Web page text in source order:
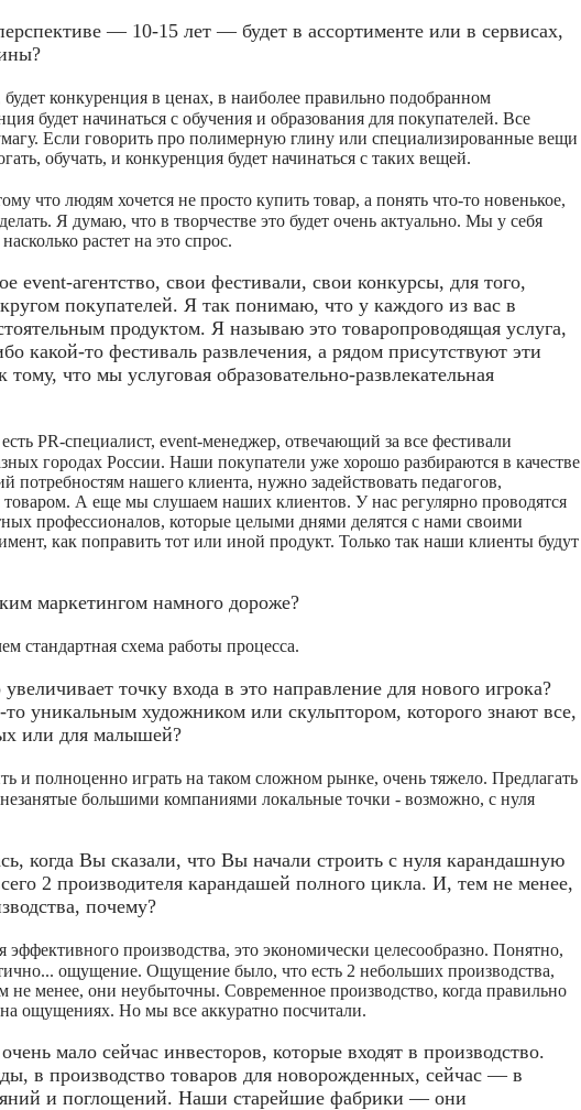
— 10-15 лет — будет в ассортименте или в сервисах,
конкуренция в ценах, в наиболее правильно подобранном
будет начинаться с обучения и образования для покупателей. Все
Если говорить про полимерную глину или специализированные вещи
обучать, и конкуренция будет начинаться с таких вещей.
что людям хочется не просто купить товар, а понять что-то новенькое,
Я думаю, что в творчестве это будет очень актуально. Мы у себя
растет на это спрос.
агентство, свои фестивали, свои конкурсы, для того,
покупателей. Я так понимаю, что у каждого из вас в
продуктом. Я называю это товаропроводящая услуга,
какой-то фестиваль развлечения, а рядом присутствуют эти
что мы услуговая образовательно-развлекательная
PR-специалист, event-менеджер, отвечающий за все фестивали
городах России. Наши покупатели уже хорошо разбираются в качестве
нашего клиента, нужно задействовать педагогов,
А еще мы слушаем наших клиентов. У нас регулярно проводятся
профессионалов, которые целыми днями делятся с нами своими
как поправить тот или иной продукт. Только так наши клиенты будут
маркетингом намного дороже?
стандартная схема работы процесса.
точку входа в это направление для нового игрока?
уникальным художником или скульптором, которого знают все,
или для малышей?
и полноценно играть на таком сложном рынке, очень тяжело. Предлагать
большими компаниями локальные точки - возможно, с нуля
когда Вы сказали, что Вы начали строить с нуля карандашную
2 производителя карандашей полного цикла. И, тем не менее,
почему?
производства, это экономически целесообразно. Понятно,
ощущение. Ощущение было, что есть 2 небольших производства,
менее, они неубыточны. Современное производство, когда правильно
ощущениях. Но мы все аккуратно посчитали.
мало сейчас инвесторов, которые входят в производство.
в производство товаров для новорожденных, сейчас — в
и поглощений. Наши старейшие фабрики — они